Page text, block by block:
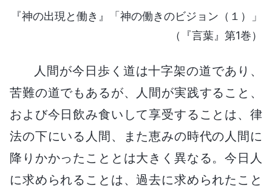
『神の出現と働き』「神の働きのビジョン（１）」
（『言葉』第1巻）
人間が今日歩く道は十字架の道であり、
苦難の道でもあるが、人間が実践すること、
および今日飲み食いして享受することは、律
法の下にいる人間、また恵みの時代の人間に
降りかかったこととは大きく異なる。今日人
に求められることは、過去に求められたこと